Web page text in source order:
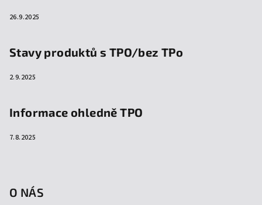
26.9.2025
Stavy produktů s TPO/bez TPo
2.9.2025
Informace ohledně TPO
7.8.2025
O NÁS